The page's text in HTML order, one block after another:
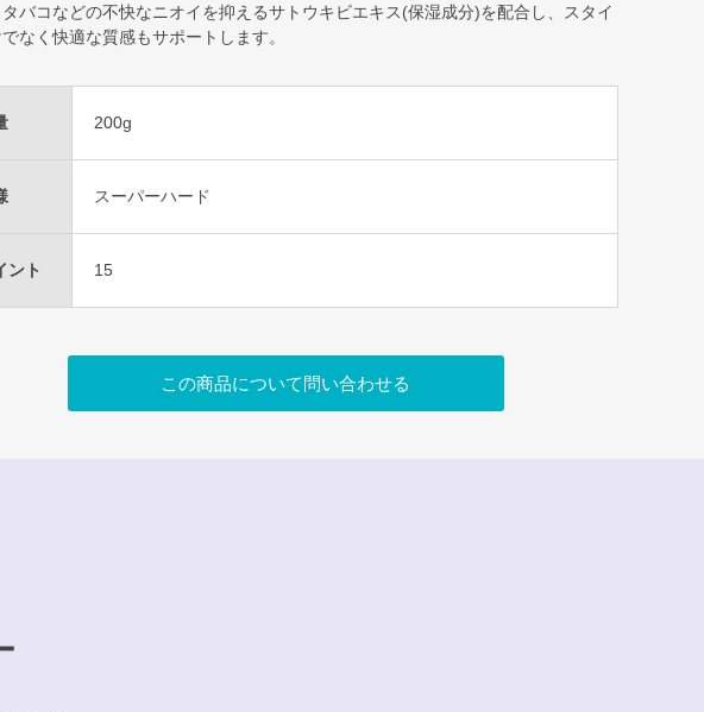
タバコなどの不快なニオイを抑えるサトウキビエキス(保湿成分)を配合し、スタイ
なく快適な質感もサポートします。
200g
スーパーハード
ント 15
この商品について問い合わせる